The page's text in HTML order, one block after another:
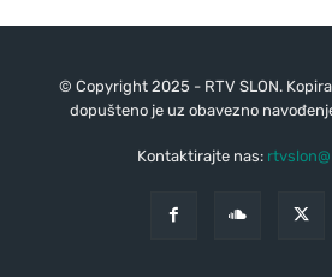
© Copyright 2025 - RTV SLON.
dopušteno je uz obavezno navođenje
Kontaktirajte nas: